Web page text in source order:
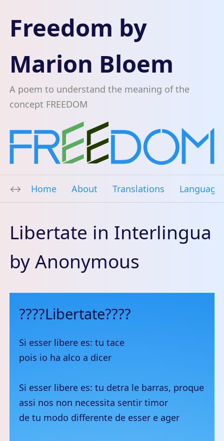
Freedom by
Marion Bloem
A poem to understand the meaning of the
concept FREEDOM
Home About Translations
Libertate in Interlingua
by Anonymous
????Libertate????
Si esser libere es: tu tace
pois io ha alco a dicer
Si esser libere es: tu detra le barras, proque
assi nos non necessita sentir timor
de tu modo differente de esser e ager